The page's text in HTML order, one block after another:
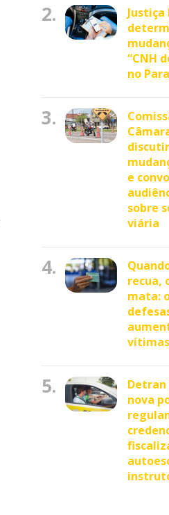
2.
Justiça
“CNH
no
3.
discutir
e
sobre
viária
4.
recua,
mata:
vítimas
5.
Detran
nova